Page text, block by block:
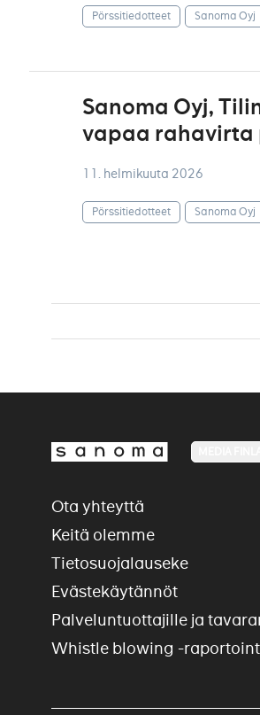
Pörssitiedotteet Sanoma Oyj
Sanoma Oyj,
vapaa rahavirta
11. helmikuuta 2026
Pörssitiedotteet Sanoma Oyj
Ota yhteyttä
Keitä olemme
Tietosuojalauseke
Evästekäytännöt
Palveluntuottajille ja
Whistle blowing -